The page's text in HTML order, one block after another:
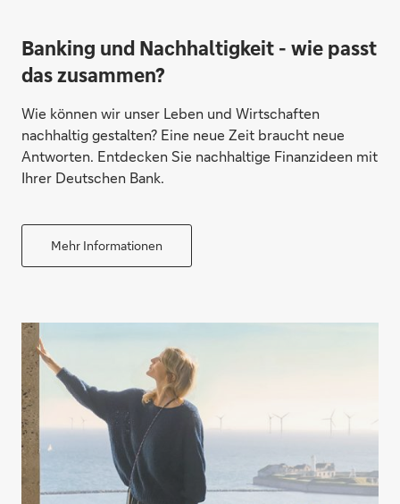
Banking und Nachhaltigkeit - wie passt
das zusammen?
Wie können wir unser Leben und Wirtschaften
nachhaltig gestalten? Eine neue Zeit braucht neue
Antworten. Entdecken Sie nachhaltige Finanzideen mit
Ihrer Deutschen Bank.
Mehr Informationen